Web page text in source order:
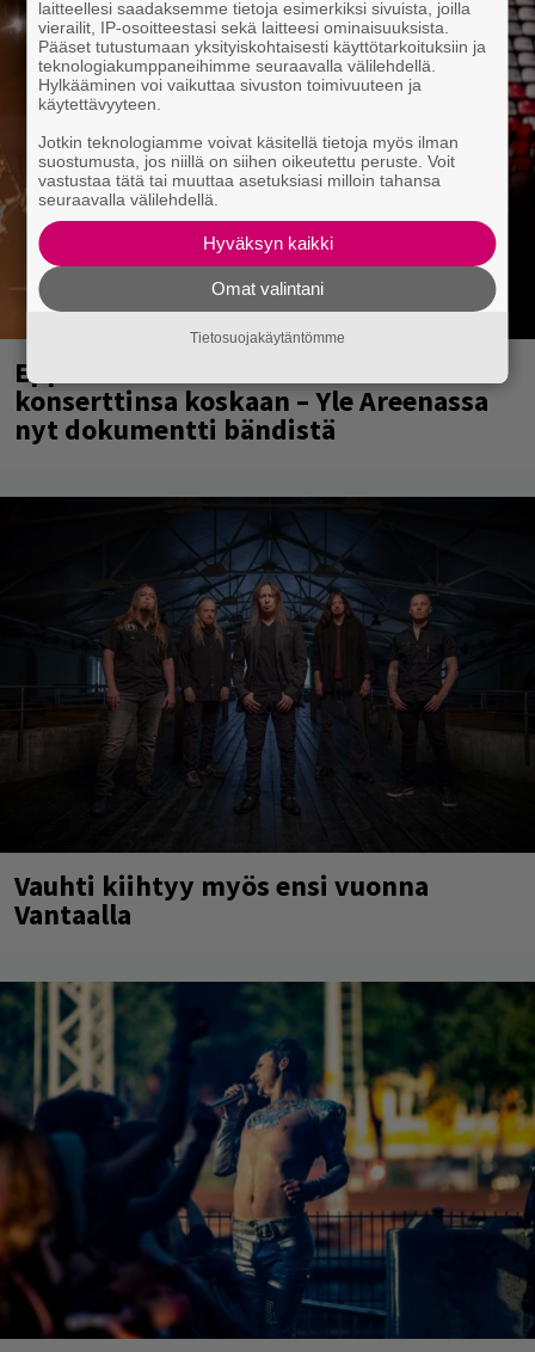
Eppu Normaali soitti viimeisen
konserttinsa koskaan – Yle Areenassa
nyt dokumentti bändistä
Vauhti kiihtyy myös ensi vuonna
Vantaalla
laitteellesi saadaksemme tietoja esimerkiksi sivuista, joilla
vierailit, IP-osoitteestasi sekä laitteesi ominaisuuksista.
Pääset tutustumaan yksityiskohtaisesti käyttötarkoituksiin ja
teknologiakumppaneihimme seuraavalla välilehdellä.
Hylkääminen voi vaikuttaa sivuston toimivuuteen ja
käytettävyyteen.
Jotkin teknologiamme voivat käsitellä tietoja myös ilman
suostumusta, jos niillä on siihen oikeutettu peruste. Voit
vastustaa tätä tai muuttaa asetuksiasi milloin tahansa
seuraavalla välilehdellä.
Hyväksyn kaikki
Omat valintani
Tietosuojakäytäntömme